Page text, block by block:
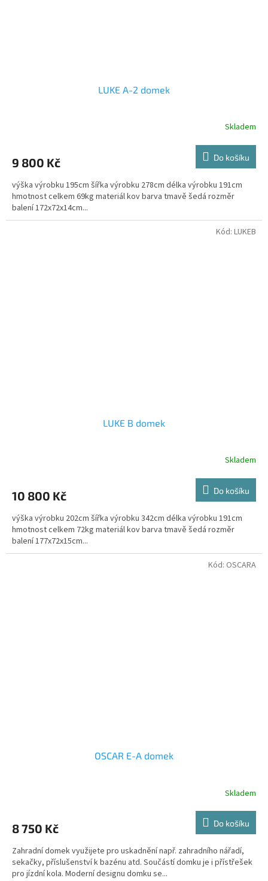
LUKE A-2 domek
Skladem
9 800 Kč Do košíku
výška výrobku 195cm šířka výrobku 278cm délka výrobku 191cm
hmotnost celkem 69kg materiál kov barva tmavě šedá rozměr
balení 172x72x14cm...
LUKE B domek
Skladem
10 800 Kč Do košíku
výška výrobku 202cm šířka výrobku 342cm délka výrobku 191cm
hmotnost celkem 72kg materiál kov barva tmavě šedá rozměr
balení 177x72x15cm...
Kód: LUKEB
OSCAR E-A domek
Skladem
8 750 Kč Do košíku
Zahradní domek využijete pro uskadnění např. zahradního nářadí,
sekačky, příslušenství k bazénu atd. Součástí domku je i přístřešek
pro jízdní kola. Moderní designu domku se...
Kód: OSCARA